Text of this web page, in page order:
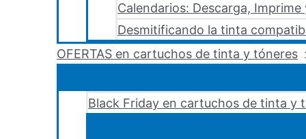
Calendarios: Descarga, Imprime
Desmitificando la tinta
OFERTAS en cartuchos de tinta y tóneres
Black Friday en cartuchos de tinta y